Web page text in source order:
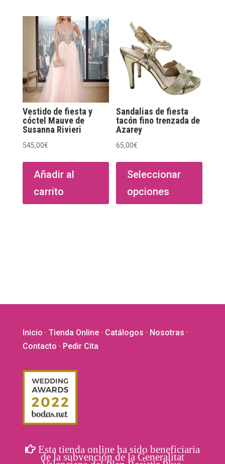
opciones
se
pueden
elegir
en
página
de
producto
Vestido de fiesta y
cóctel Mauve de
Susanna Rivieri
545,00€
Añadir al
carrito
Sandalias de fiesta
tacón fino trenzada de
Azarey
65,00€
Seleccionar
opciones
Inicio · Tienda Online· Catálogos · Nosotras ·
Contacto · Pedir Cita
Esta tienda online ha sido beneficiaria
de la subvención de la Generalitat